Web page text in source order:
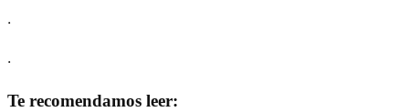
.
.
Te recomendamos leer: